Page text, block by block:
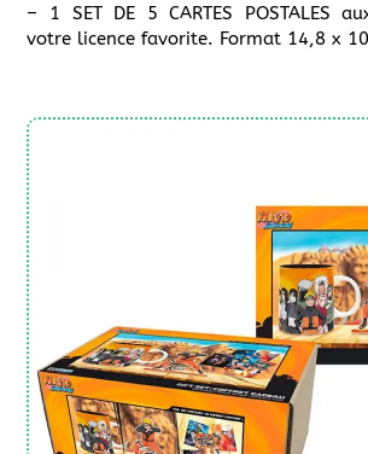
– 1 SET DE 5 CARTES POSTALES
votre licence favorite. Format 14,8 x